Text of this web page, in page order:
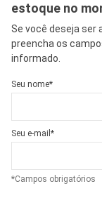
estoque no
Se você deseja ser
preencha os
informado.
Seu nome*
Seu e-mail*
*Campos obrigatórios